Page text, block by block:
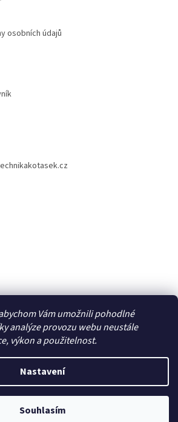
Vám umožnili pohodlné
analýze provozu webu neustále
výkon a použitelnost.
Nastavení
Souhlasím
osobních údajů
technika Kotásek. Všechna práva
Upravit nastavení cookies